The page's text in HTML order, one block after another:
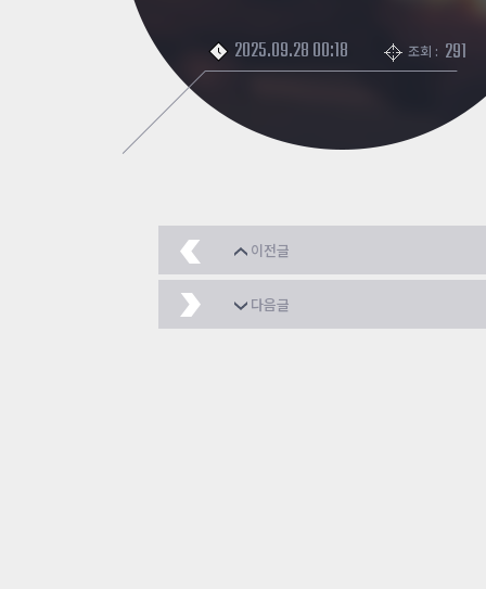
2025.09.28 00:18 조회 : 291
이전글
초월 캐릭터 수류탄 무
다음글